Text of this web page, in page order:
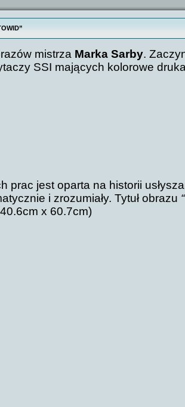
mistrza Marka Sarby.
SSI mających kolorowe
prac jest oparta na historii
i zrozumiały. Tytuł obrazu
x 60.7cm)